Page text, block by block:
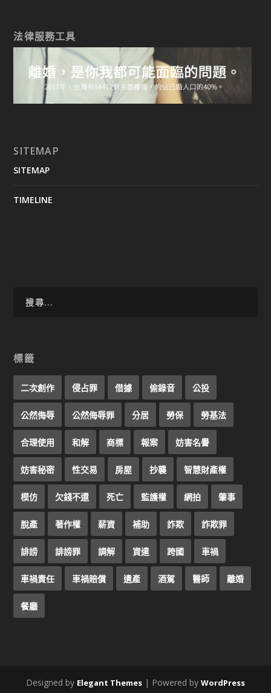
法律服務工具
SITEMAP
SITEMAP
TIMELINE
標籤
二次創作 侵占罪 借據 偷錄音 公投
公然侮辱 公然侮辱罪 分居 勞保 勞基法
合理使用 和解 商標 報案 妨害名譽
妨害秘密 性交易 房屋 抄襲 智慧財產權
模仿 欠錢不還 死亡 監護權 網拍 肇事
脫產 著作權 薪資 補助 詐欺 詐欺罪
誹謗 誹謗罪 調解 資遣 跨國 車禍
車禍責任 車禍賠償 遺產 酒駕 醫師 離婚
餐廳
Designed by Elegant Themes | Powered by WordPress